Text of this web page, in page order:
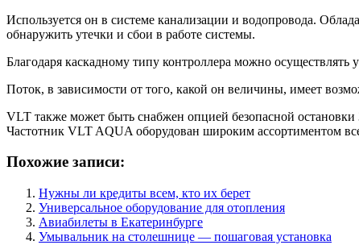
Используется он в системе канализации и водопровода.
обнаружить утечки и сбои в работе системы.
Благодаря каскадному типу контроллера можно
Поток, в зависимости от того, какой он величины, имеет
VLT также может быть снабжен опцией безопасной остановки
Частотник VLT AQUA оборудован широким ассортиментом
Похожие записи:
Нужны ли кредиты всем, кто их берет
Универсальное оборудование для отопления
Авиабилеты в Екатеринбурге
Умывальник на столешнице — пошаговая установка